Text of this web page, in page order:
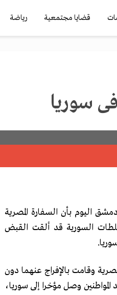
قضايا مجتمعية رياضة
سوريا
دمشق اليوم بأن السفارة المصرية
السورية قد ألقت القبض
.
وقامت بالإفراج عنهما دون
وصل مؤخرا إلى سوريا،